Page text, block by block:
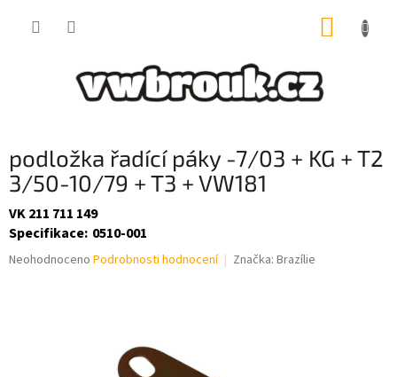
podložka řadící páky -7/03 + KG + T2
3/50-10/79 + T3 + VW181
VK 211 711 149
Specifikace: 0510-001
Průměrné
Neohodnoceno Podrobnosti hodnocení Značka: Brazílie